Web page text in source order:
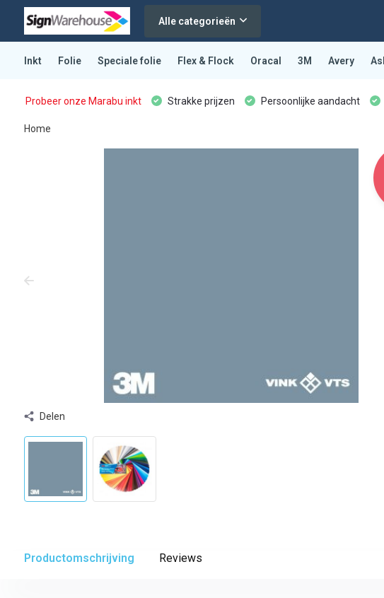
Alle categorieën
Inkt Folie Speciale folie Flex & Flock Oracal 3M Avery
Probeer onze Marabu inkt Strakke prijzen Persoonlijke aandacht
Home
Delen
Productomschrijving Reviews